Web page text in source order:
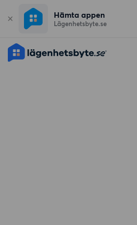
Hämta appen
Lägenhetsbyte.se